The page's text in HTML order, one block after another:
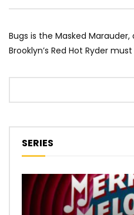
Bugs is the Masked
Brooklyn’s Red Hot Ryder
SERIES